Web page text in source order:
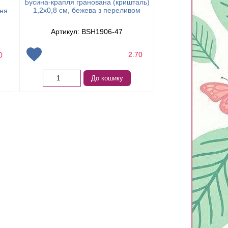
Бусина-крапля гранована (кришталь)
1,2х0,8 см, бежева з переливом
Артикул: BSH1906-47
2.70
До кошику
(кришталь)
Артикул: